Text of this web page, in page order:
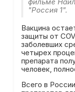
"Россия 1".
Вакцина
защиты от
заболевших
четырех
препарата
человек,
Всего в